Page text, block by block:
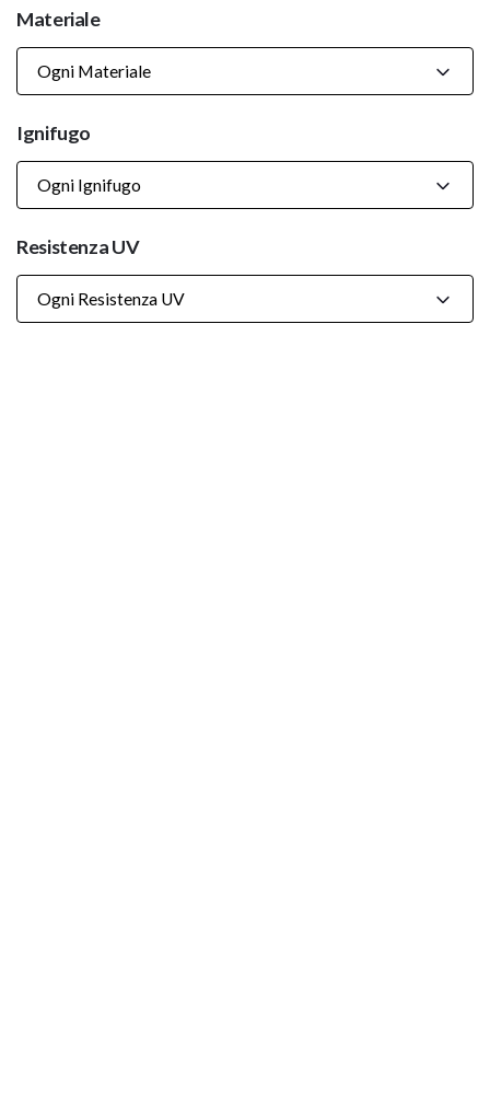
Materiale
Ogni Materiale
Ignifugo
Ogni Ignifugo
Resistenza UV
Ogni Resistenza UV